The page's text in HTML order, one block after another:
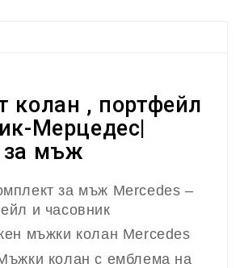
колан , портфейл
Мерцедес|
за мъж
за мъж Mercedes –
и часовник
мъжки колан Mercedes
колан с емблема на